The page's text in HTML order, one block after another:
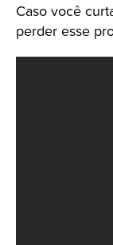
Caso você
perder esse